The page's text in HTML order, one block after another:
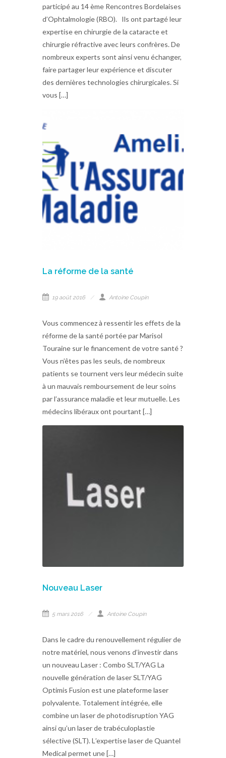
participé au 14 ème Rencontres Bordelaises
d’Ophtalmologie (RBO). Ils ont partagé leur
expertise en chirurgie de la cataracte et
chirurgie réfractive avec leurs confrères. De
nombreux experts sont ainsi venu échanger,
faire partager leur expérience et discuter
des dernières technologies chirurgicales. Si
vous […]
La réforme de la santé
19 août 2016 Antoine Coupin
Vous commencez à ressentir les effets de la
réforme de la santé portée par Marisol
Touraine sur le financement de votre santé ?
Vous n’êtes pas les seuls, de nombreux
patients se tournent vers leur médecin suite
à un mauvais remboursement de leur soins
par l’assurance maladie et leur mutuelle. Les
médecins libéraux ont pourtant […]
Nouveau Laser
5 mars 2016 Antoine Coupin
Dans le cadre du renouvellement régulier de
notre matériel, nous venons d’investir dans
un nouveau Laser : Combo SLT/YAG La
nouvelle génération de laser SLT/YAG
Optimis Fusion est une plateforme laser
polyvalente. Totalement intégrée, elle
combine un laser de photodisruption YAG
ainsi qu’un laser de trabéculoplastie
sélective (SLT). L’expertise laser de Quantel
Medical permet une […]